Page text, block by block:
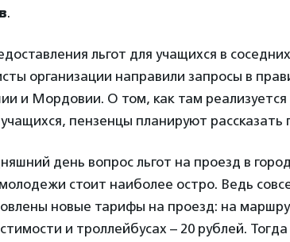
.
льгот для учащихся в
организации направили запросы в
и Мордовии. О том, как там реализуется
пензенцы планируют рассказать
день вопрос льгот на проезд в
стоит наиболее остро. Ведь
новые тарифы на проезд: на
и троллейбусах – 20 рублей.